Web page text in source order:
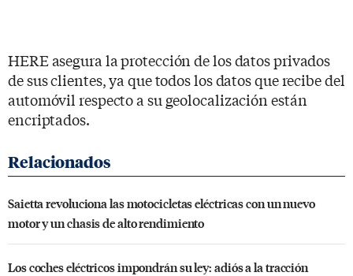
HERE asegura la protección de los datos privados
de sus clientes, ya que todos los datos que recibe del
automóvil respecto a su geolocalización están
encriptados.
Saietta revoluciona las motocicletas eléctricas con un nuevo
motor y un chasis de alto rendimiento
Los coches eléctricos impondrán su ley: adiós a la tracción